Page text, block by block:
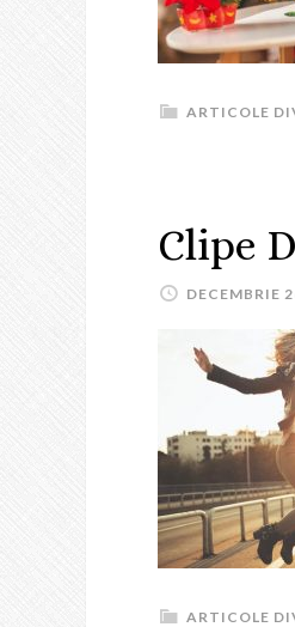
ARTICOLE
Clipe
DECEMBRIE
ARTICOLE